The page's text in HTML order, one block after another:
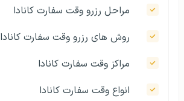
مراحل رزرو وقت سفارت کانادا
روش های رزرو وقت سفارت کانادا
مراکز وقت سفارت کانادا
انواع وقت سفارت کانادا